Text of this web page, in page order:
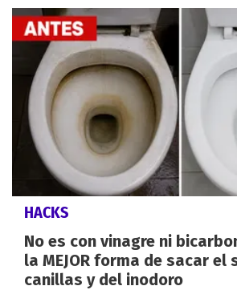
HACKS
No es con vinagre ni
la MEJOR forma de sacar el
canillas y del inodoro